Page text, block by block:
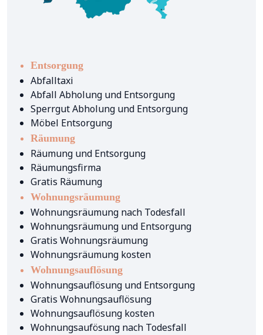
Entsorgung
Abfalltaxi
Abfall Abholung und Entsorgung
Sperrgut Abholung und Entsorgung
Möbel Entsorgung
Räumung
Räumung und Entsorgung
Räumungsfirma
Gratis Räumung
Wohnungsräumung
Wohnungsräumung nach Todesfall
Wohnungsräumung und Entsorgung
Gratis Wohnungsräumung
Wohnungsräumung kosten
Wohnungsauflösung
Wohnungsauflösung und Entsorgung
Gratis Wohnungsauflösung
Wohnungsauflösung kosten
Wohnungsaufösung nach Todesfall